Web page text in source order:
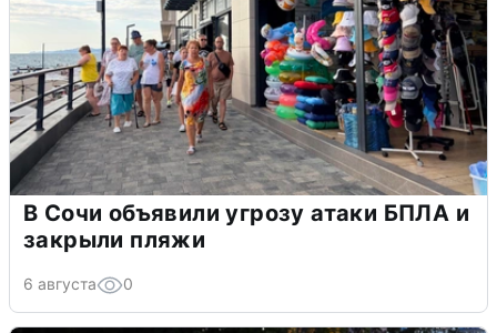
В Сочи объявили угрозу атаки БПЛА и
закрыли пляжи
6 августа 0